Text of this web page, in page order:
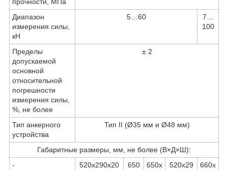
Диапазон
измерения силы,
кН
5…60
7…
100
Пределы
допускаемой
основной
относительной
погрешности
измерения силы,
%, не более
± 2
Тип анкерного
устройства
Тип II (Ø35 мм и Ø48 мм)
Габаритные размеры, мм, не более (В×Д×Ш):
-
520х290х20
650
650х
520х29
660х